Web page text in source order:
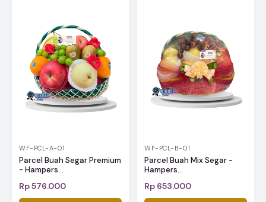
WF-PCL-A-01
Parcel Buah Segar Premium
- Hampers...
Rp 576.000
WF-PCL-B-01
Parcel Buah Mix Segar -
Hampers...
Rp 653.000